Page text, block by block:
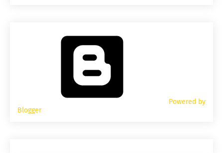
Powered by
Blogger